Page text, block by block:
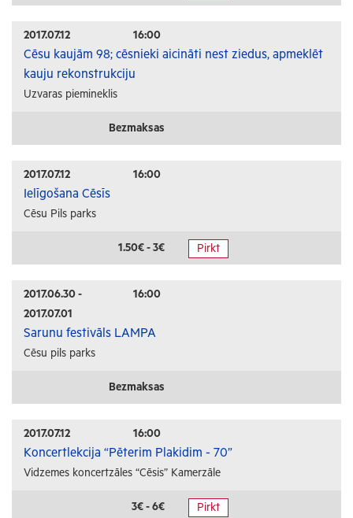
Citi pasākumi
Sports
Florbols
Slēpošana
Izglītība
Konferences
Kursi un semināri
Radošās darbnīcas
Lekcijas
Interešu pasākumi
Ģimenēm ar bērniem
2017.07.12 16:00
Cēsu kaujām 98; cēsnieki aicināti nest ziedus, apmeklēt
kauju rekonstrukciju
Uzvaras piemineklis
Bezmaksas
2017.07.12 16:00
Ielīgošana Cēsīs
Cēsu Pils parks
1.50€ - 3€ Pirkt
2017.06.30 -
2017.07.01
16:00
Sarunu festivāls LAMPA
Cēsu pils parks
Bezmaksas
2017.07.12 16:00
Koncertlekcija “Pēterim Plakidim - 70”
Vidzemes koncertzāles “Cēsis” Kamerzāle
3€ - 6€ Pirkt